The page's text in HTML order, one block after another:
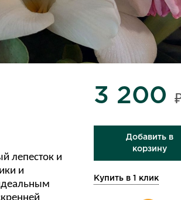
лепесток и
и
3 200
Добавить в
корзину
Купить в 1 клик